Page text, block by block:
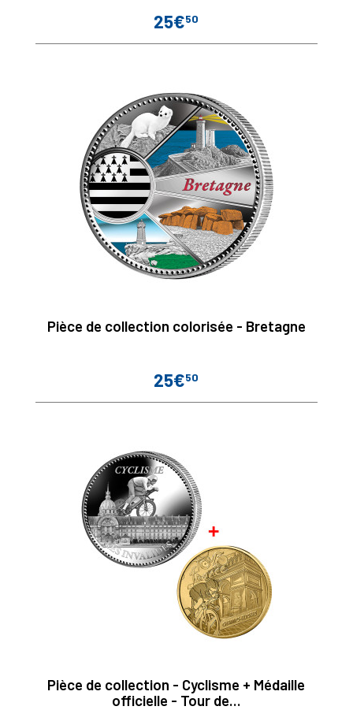
Prix
25€50
Pièce de collection colorisée - Bretagne
Prix
25€50
Pièce de collection - Cyclisme + Médaille
officielle - Tour de...